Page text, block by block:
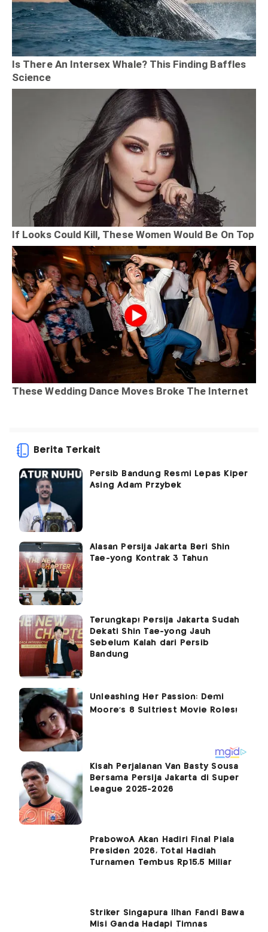
Berita Terkait
Persib Bandung Resmi Lepas Kiper
Asing Adam Przybek
Alasan Persija Jakarta Beri Shin
Tae-yong Kontrak 3 Tahun
Terungkap! Persija Jakarta Sudah
Dekati Shin Tae-yong Jauh
Sebelum Kalah dari Persib
Bandung
Kisah Perjalanan Van Basty Sousa
Bersama Persija Jakarta di Super
League 2025-2026
PrabowoÂ Akan Hadiri Final Piala
Presiden 2026, Total Hadiah
Turnamen Tembus Rp15,5 Miliar
Striker Singapura Ilhan Fandi Bawa
Misi Ganda Hadapi Timnas